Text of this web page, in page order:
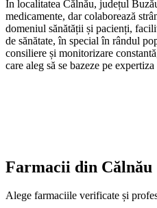
În localitatea Călnău, județul
medicamente, dar colaborează
domeniul sănătății și pacienți,
de sănătate, în special în rândul
consiliere și monitorizare
care aleg să se bazeze pe
Farmacii din Călnău
Alege farmaciile verificate și